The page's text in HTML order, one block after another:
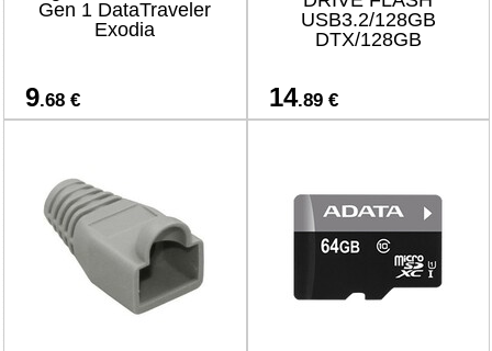
Gen 1 DataTraveler
Exodia
9.68 €
USB3.2/128GB
DTX/128GB
14.89 €